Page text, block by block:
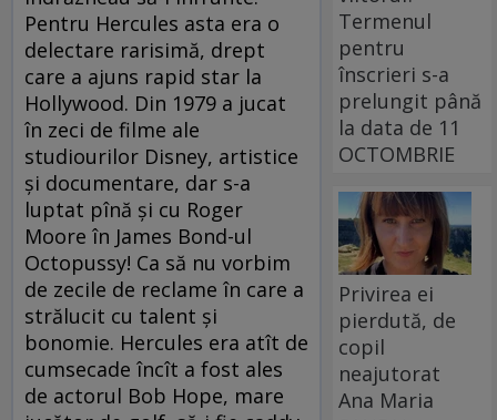
Pentru Hercules asta era o
delectare rarisimă, drept
care a ajuns rapid star la
Hollywood. Din 1979 a jucat
în zeci de filme ale
studiourilor Disney, artistice
şi documentare, dar s-a
luptat pînă şi cu Roger
Moore în James Bond-ul
Octopussy! Ca să nu vorbim
de zecile de reclame în care a
strălucit cu talent şi
bonomie. Hercules era atît de
cumsecade încît a fost ales
de actorul Bob Hope, mare
Termenul
pentru
înscrieri s-a
prelungit până
la data de 11
OCTOMBRIE
Privirea ei
pierdută, de
copil
neajutorat
Ana Maria